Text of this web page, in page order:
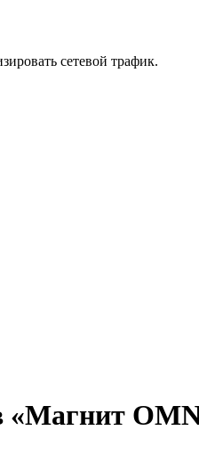
сетевой трафик.
«Магнит